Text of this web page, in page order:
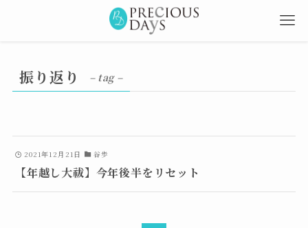
振り返り – tag –
2021年12月21日 谷歩
【年越し大祓】今年後半をリセット